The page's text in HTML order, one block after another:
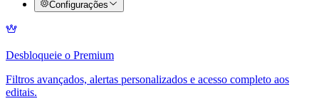
Configurações
Desbloqueie o Premium
Filtros avançados, alertas personalizados e acesso completo aos
editais.